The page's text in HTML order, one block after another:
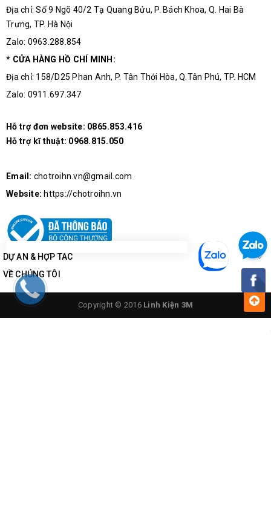
Địa chỉ: Số 9 Ngõ 40/2 Tạ Quang Bửu, P. Bách Khoa, Q. Hai Bà
Trưng, TP. Hà Nội
Zalo: 0963.288.854
* CỬA HÀNG HỒ CHÍ MINH:
Địa chỉ: 158/D25 Phan Anh, P. Tân Thới Hòa, Q.Tân Phú, TP. HCM
Zalo: 0911.697.347
Hỗ trợ đơn website: 0865.853.416
Hỗ trợ kĩ thuật: 0968.815.050
Email: chotroihn.vn@gmail.com
Website: https://chotroihn.vn
DỰ ÁN & HỢP TÁC
VỀ CHÚNG TÔI
Copyright © 2016 Linh Kiện 3M